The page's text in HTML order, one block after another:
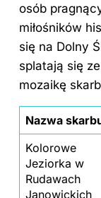
osób
miłośników
się na Dolny
splatają się
mozaikę
Nazwa
Kolorowe
Jeziorka w
Rudawach
Janowickich